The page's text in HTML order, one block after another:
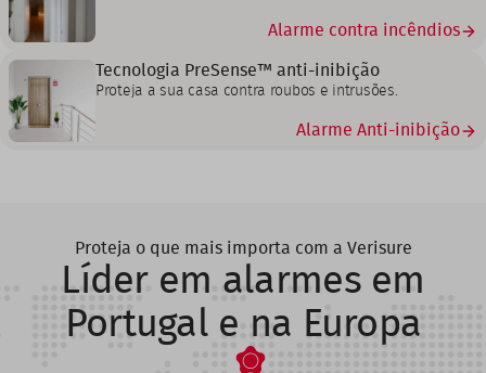
Alarme contra incêndios
Tecnologia PreSense™ anti-inibição
Proteja a sua casa contra roubos e intrusões.
Alarme Anti-inibição
Proteja o que mais importa com a Verisure
Líder em alarmes em
Portugal e na Europa